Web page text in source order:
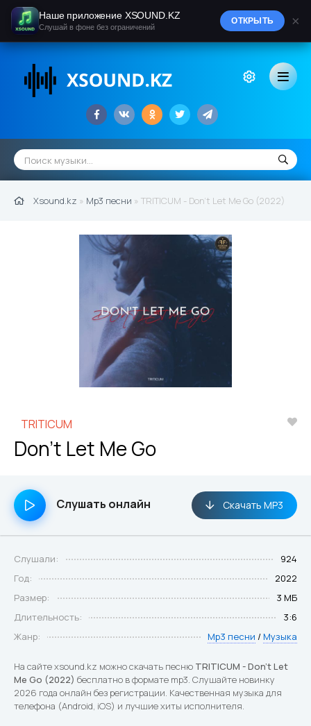
Xsound.kz » Mp3 песни » TRITICUM - Don't Let Me Go (2022)
TRITICUM
Don't Let Me Go
Слушать онлайн Скачать MP3
Слушали:
924
Год:
2022
Размер:
3 МБ
Длительность:
3:6
Жанр:
Mp3 песни / Музыка
На сайте xsound.kz можно скачать песню TRITICUM - Don't Let
Me Go (2022) бесплатно в формате mp3. Слушайте новинку
2026 года онлайн без регистрации. Качественная музыка для
телефона (Android, iOS) и лучшие хиты исполнителя.
Наше приложение XSOUND.KZ
Слушай в фоне без ограничений
ОТКРЫТЬ ×